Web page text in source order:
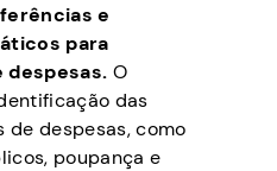
e
para
O
das
despesas, como
poupança e